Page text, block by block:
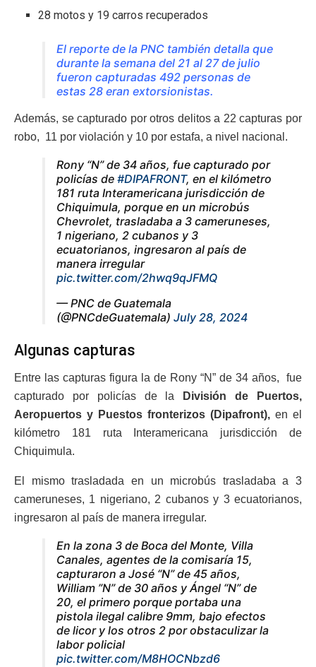
28 motos y 19 carros recuperados
El reporte de la PNC también detalla que
durante la semana del 21 al 27 de julio
fueron capturadas 492 personas de
estas 28 eran extorsionistas.
Además, se capturado por otros delitos a 22 capturas por
robo, 11 por violación y 10 por estafa, a nivel nacional.
Rony “N” de 34 años, fue capturado por
policías de #DIPAFRONT, en el kilómetro
181 ruta Interamericana jurisdicción de
Chiquimula, porque en un microbús
Chevrolet, trasladaba a 3 cameruneses,
1 nigeriano, 2 cubanos y 3
ecuatorianos, ingresaron al país de
manera irregular
pic.twitter.com/2hwq9qJFMQ
— PNC de Guatemala
(@PNCdeGuatemala) July 28, 2024
Algunas capturas
Entre las capturas figura la de Rony “N” de 34 años, fue
capturado por policías de la
División de Puertos,
Aeropuertos y Puestos fronterizos (Dipafront), en el
kilómetro 181 ruta Interamericana jurisdicción de
Chiquimula.
El mismo trasladada en un microbús trasladaba a 3
cameruneses, 1 nigeriano, 2 cubanos y 3 ecuatorianos,
ingresaron al país de manera irregular.
En la zona 3 de Boca del Monte, Villa
Canales, agentes de la comisaría 15,
capturaron a José “N” de 45 años,
William ”N” de 30 años y Ángel “N” de
20, el primero porque portaba una
pistola ilegal calibre 9mm, bajo efectos
de licor y los otros 2 por obstaculizar la
labor policial
pic.twitter.com/M8HOCNbzd6